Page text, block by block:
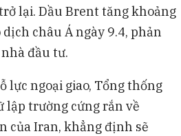
lại. Dầu Brent tăng khoảng
châu Á ngày 9.4, phản
đầu tư.
lực ngoại giao, Tổng thống
lập trường cứng rắn về
của Iran, khẳng định sẽ